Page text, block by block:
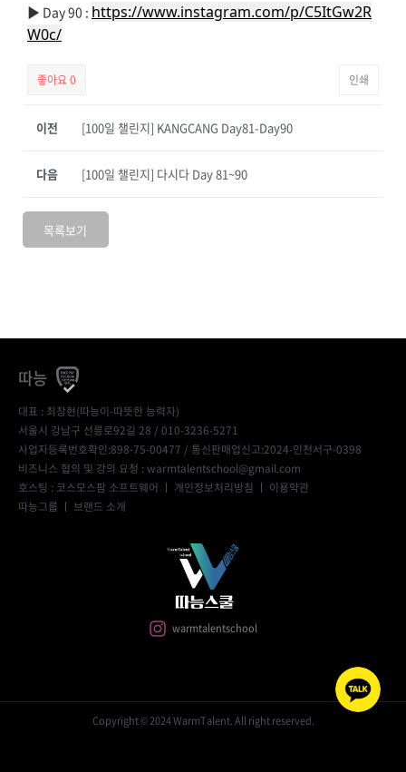
▶️ Day 90 : https://www.instagram.com/p/C5ItGw2R
W0c/
좋아요0 인쇄
이전 [100일 챌린지] KANGCANG Day81-Day90
[100일 챌린지] 다시다 Day 81~90
다음
목록보기
따능
대표 : 최창현(따능이-따뜻한 능력자)
서울시 강남구 선릉로92길 28 / 010-3236-5271
사업자등록번호확인:898-75-00477 / 통신판매업신고:2024-인천서구-0398
비즈니스 협의 및 강의 요청 : warmtalentschool@gmail.com
호스팅 : 코스모스팜 소프트웨어 ㅣ 개인정보처리방침 ㅣ 이용약관
따능그룹 ㅣ 브랜드 소개
warmtalentschool
Copyright © 2024 WarmTalent. All right reserved.